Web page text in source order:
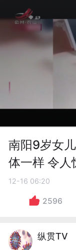
南阳9岁女
体一样 令人
12-16 06:20
2596
纵贯TV